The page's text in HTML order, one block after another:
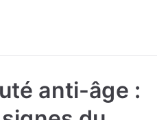
anti-âge :